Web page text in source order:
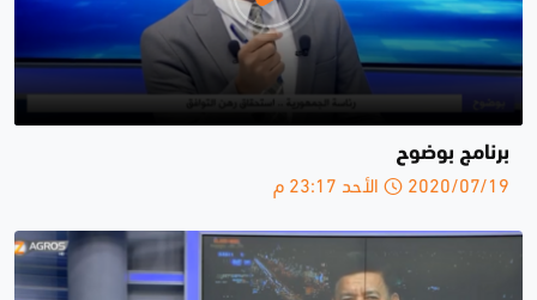
برنامج بوضوح
2020/07/19 الأحد 23:17 م